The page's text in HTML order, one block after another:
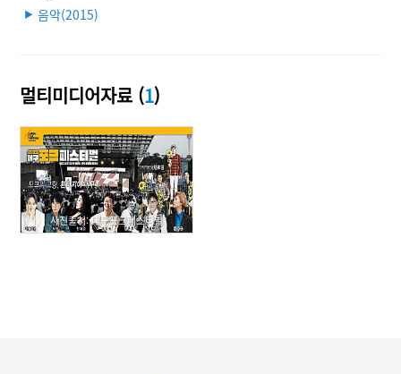
▶ 음악(2015)
멀티미디어자료 (1)
사진출처: 대구포크페스티벌